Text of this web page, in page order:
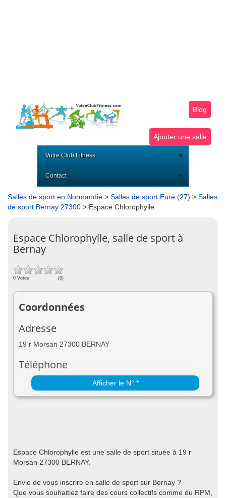
Blog
Ajouter une salle
Votre Club Fitness
Contact
Salles de sport en Normandie > Salles de sport Eure (27) > Salles
de sport Bernay 27300 > Espace Chlorophylle
Espace Chlorophylle, salle de sport à
Bernay
0 Votes (0)
Coordonnées
Adresse
19 r Morsan 27300 BERNAY
Téléphone
Afficher le N° *
Espace Chlorophylle est une salle de sport située à 19 r
Morsan 27300 BERNAY.
Envie de vous inscrire en salle de sport sur Bernay ?
Que vous souhaitiez faire des cours collectifs comme du RPM,